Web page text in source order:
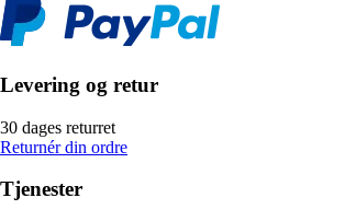
Levering og retur
30 dages returret
Returnér din ordre
Tjenester